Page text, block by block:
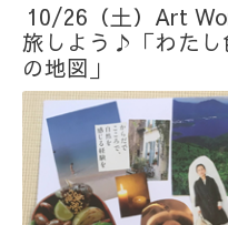
10/26（土）Art
旅しよう♪「わたし
の地図」